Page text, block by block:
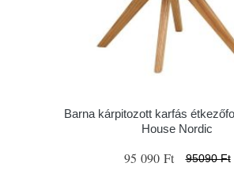
Barna kárpitozott karfás
House Nordic
95 090 Ft 95090 Ft